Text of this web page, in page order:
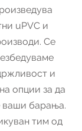
uPVC и
Се
и
опции за да
ваши барања.
тим од